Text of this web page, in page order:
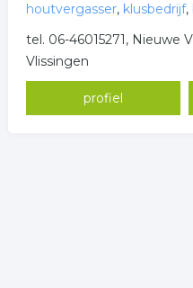
houtvergasser, klusbedrijf,
tel. 06-46015271, Nieuwe
Vlissingen
profiel